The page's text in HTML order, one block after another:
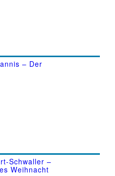
– Der
Schwaller –
Weihnacht